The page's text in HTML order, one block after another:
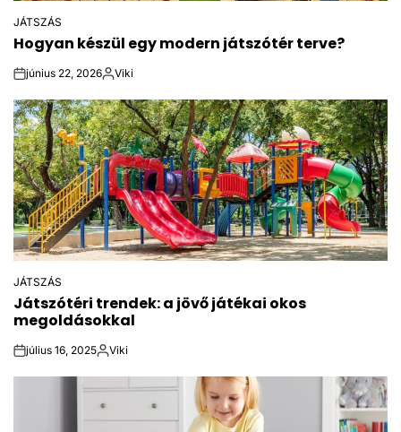
POSTED
IN
JÁTSZÁS
Hogyan készül egy modern játszótér terve?
onjúnius 22, 2026Közzétette
Viki
POSTED
IN
JÁTSZÁS
Játszótéri trendek: a jövő játékai okos
megoldásokkal
onjúlius 16, 2025Közzétette
Viki